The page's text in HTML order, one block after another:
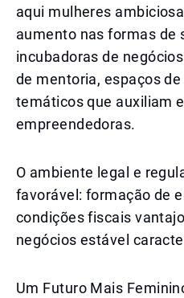
aqui mulheres
aumento nas formas de
incubadoras de
de mentoria, espaços
temáticos que auxiliam
empreendedoras.
O ambiente legal e
favorável: formação de
condições fiscais
negócios estável
Um Futuro Mais